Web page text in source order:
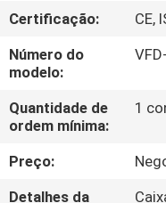
EXCURSÃO
DA
FÁBRICA
CONTROLE
DA
QUALIDADE
Certificação:
CE,
Número do
modelo:
Quantidade de
ordem mínima:
1
Preço:
Detalhes da